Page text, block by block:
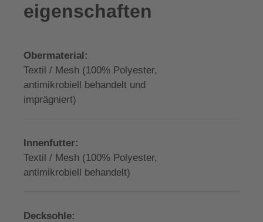
eigenschaften
Obermaterial:
Textil / Mesh (100% Polyester,
antimikrobiell behandelt und
imprägniert)
Innenfutter:
Textil / Mesh (100% Polyester,
antimikrobiell behandelt)
Decksohle: